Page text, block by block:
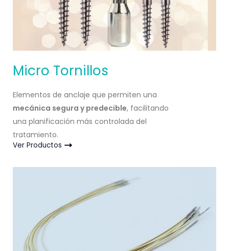
Micro Tornillos
Elementos de anclaje que permiten una
mecánica segura y predecible, facilitando
una planificación más controlada del
tratamiento.
Ver Productos